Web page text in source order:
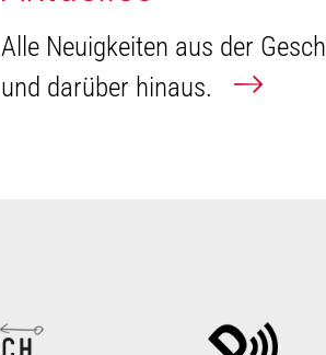
Alle Neuigkeiten aus der
und darüber hinaus.